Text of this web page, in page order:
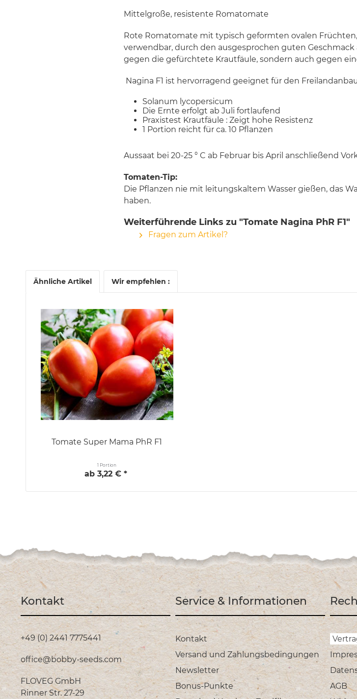
Mittelgroße, resistente Romatomate
Rote Romatomate mit typisch geformten ovalen
verwendbar, durch den ausgesprochen guten
gegen die gefürchtete Krautfäule, sondern auch gegen
Nagina F1 ist hervorragend geeignet für den
Solanum lycopersicum
Die Ernte erfolgt ab Juli fortlaufend
Praxistest Krautfäule : Zeigt hohe Resistenz
1 Portion reicht für ca. 10 Pflanzen
Aussaat bei 20-25 ° C ab Februar bis April anschließend
Tomaten-Tip:
Die Pflanzen nie mit leitungskaltem Wasser gießen, das
haben.
Weiterführende Links zu "Tomate Nagina PhR F1"
Fragen zum Artikel?
Ähnliche Artikel Wir empfehlen :
Tomate Super Mama PhR F1
1 Portion
ab 3,22 € *
Kontakt
+49 (0) 2441 7775441
office@bobby-seeds.com
FLOVEG GmbH
Rinner Str. 27-29
Service & Informationen
Kontakt
Versand und Zahlungsbedingungen
Newsletter
Bonus-Punkte
AGB